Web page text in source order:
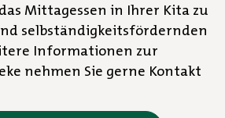
Mittagessen in Ihrer Kita zu
selbständigkeitsfördernden
Informationen zur
nehmen Sie gerne Kontakt